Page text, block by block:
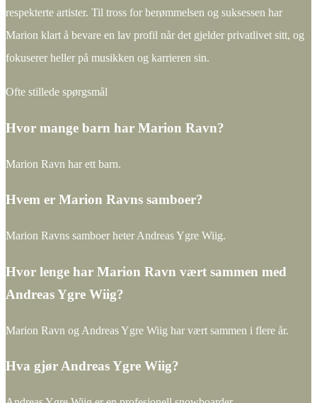
respekterte artister. Til tross for berømmelsen og suksessen har
Marion klart å bevare en lav profil når det gjelder privatlivet sitt, og
fokuserer heller på musikken og karrieren sin.
Ofte stillede spørgsmål
Hvor mange barn har Marion Ravn?
Marion Ravn har ett barn.
Hvem er Marion Ravns samboer?
Marion Ravns samboer heter Andreas Ygre Wiig.
Hvor lenge har Marion Ravn vært sammen med
Andreas Ygre Wiig?
Marion Ravn og Andreas Ygre Wiig har vært sammen i flere år.
Hva gjør Andreas Ygre Wiig?